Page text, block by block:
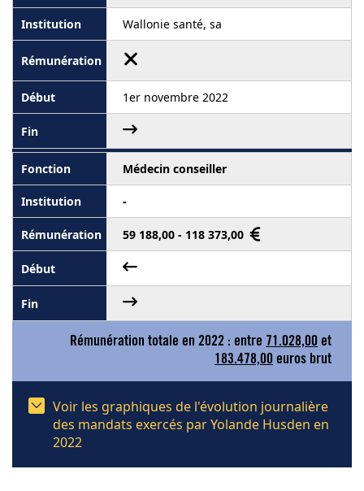
Wallonie santé, sa
1er novembre 2022
Médecin conseiller
-
59 188,00 - 118 373,00
Rémunération totale en 2022 : entre 71.028,00 et
183.478,00 euros brut
Voir les graphiques de l'évolution journalière
des mandats exercés par Yolande Husden en
2022